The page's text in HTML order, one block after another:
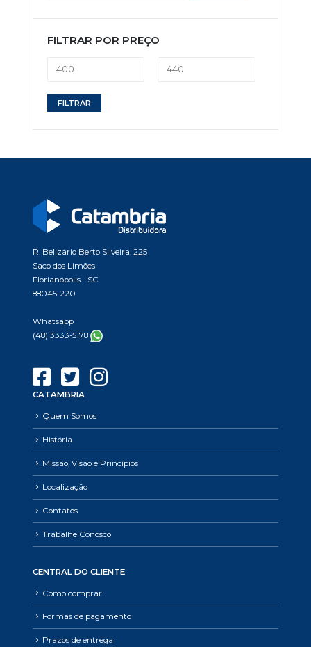
FILTRAR POR PREÇO
mínimo
máximo
FILTRAR
R. Belizário Berto Silveira, 225
Saco dos Limões
Florianópolis - SC
88045-220
Whatsapp
(48) 3333-5178
CATAMBRIA
Quem Somos
História
Missão, Visão e Princípios
Localização
Contatos
Trabalhe Conosco
CENTRAL DO CLIENTE
Como comprar
Formas de pagamento
Prazos de entrega